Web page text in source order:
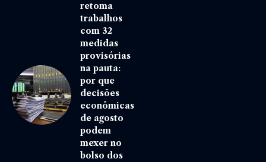
retoma
trabalhos
com 32
medidas
provisórias
na pauta:
por que
decisões
econômicas
de agosto
podem
mexer no
bolso dos